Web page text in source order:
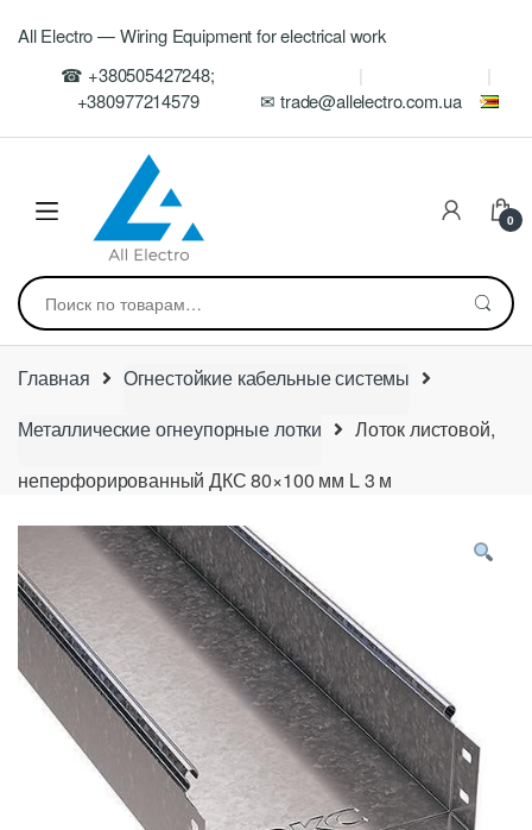
navigation
All Electro — Wiring Equipment for electrical work
☎ +380505427248;
+380977214579
✉ trade@allelectro.com.ua
0
Искать:
Главная
Огнестойкие кабельные системы
Металлические огнеупорные лотки
Лоток листовой,
неперфорированный ДКС 80×100 мм L 3 м